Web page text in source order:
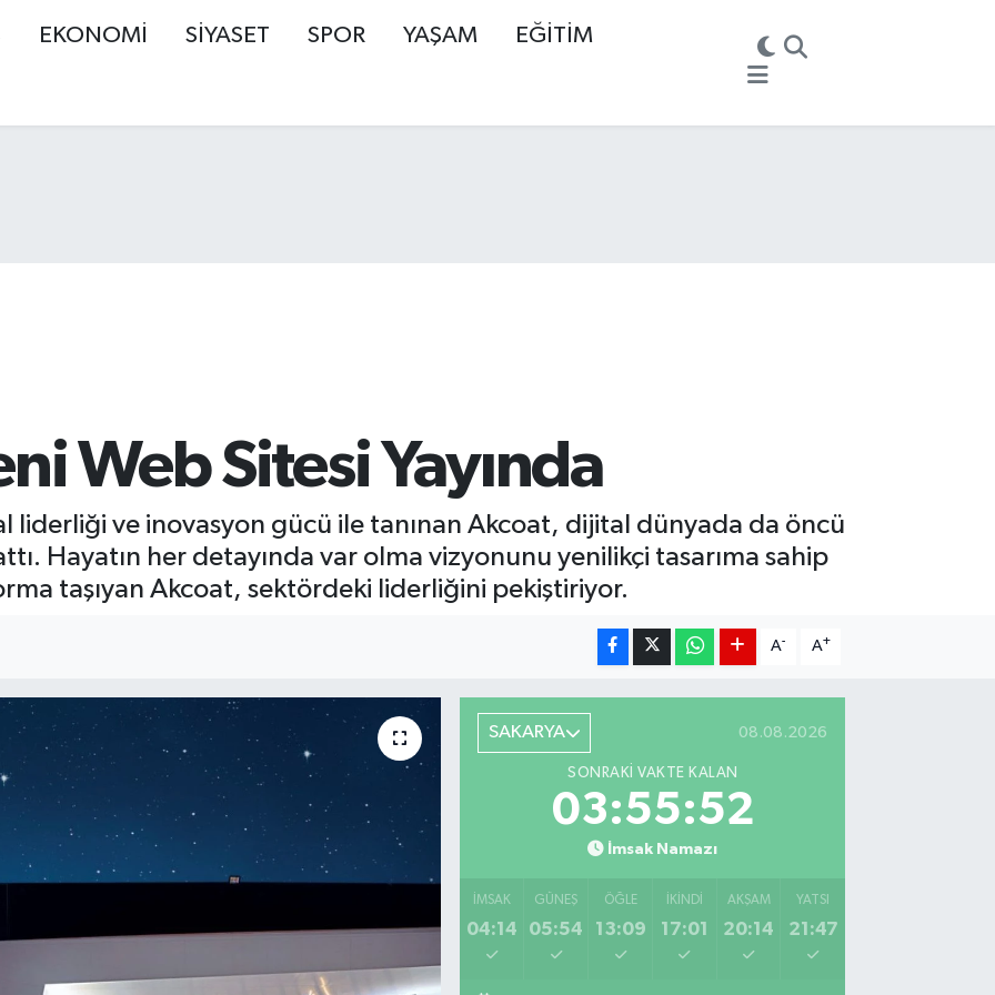
EKONOMİ SİYASET SPOR YAŞAM EĞİTİM
Web Sitesi Yayında
liderliği ve inovasyon gücü ile tanınan Akcoat, dijital dünyada da öncü
Hayatın her detayında var olma vizyonunu yenilikçi tasarıma sahip
taşıyan Akcoat, sektördeki liderliğini pekiştiriyor.
A- A+
SAKARYA 08.08.2026
SONRAKI VAKTE KALAN
03:55:51
İmsak Namazı
İMSAK
04:14
GÜNEŞ
05:54
ÖĞLE
13:09
İKINDI
17:01
AKŞAM
20:14
YATSI
21:47